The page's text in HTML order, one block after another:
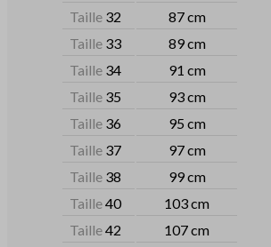
Taille 32
87 cm
Taille 33
89 cm
Taille 34
91 cm
Taille 35
93 cm
Taille 36
95 cm
Taille 37
97 cm
Taille 38
99 cm
Taille40
103 cm
Taille42
107 cm